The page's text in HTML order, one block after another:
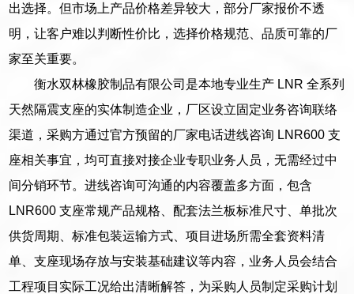
出选择。但市场上产品价格差异较大，部分厂家报价不透
明，让客户难以判断性价比，选择价格规范、品质可靠的厂
家至关重要。
衡水双林橡胶制品有限公司是本地专业生产 LNR 全系列
天然隔震支座的实体制造企业，厂区设立固定业务咨询联络
渠道，采购方通过官方预留的厂家电话进线咨询 LNR600 支
座相关事宜，均可直接对接企业专职业务人员，无需经过中
间分销环节。进线咨询可沟通的内容覆盖多方面，包含
LNR600 支座常规产品规格、配套法兰板标准尺寸、单批次
供货周期、标准包装运输方式、项目进场所需全套资料清
单、支座现场存放与安装基础建议等内容，业务人员会结合
工程项目实际工况给出清晰解答，为采购人员制定采购计划